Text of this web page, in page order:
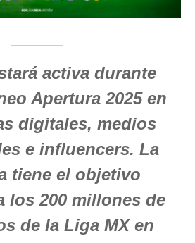
activa durante
Apertura 2025 en
digitales, medios
e influencers. La
tiene el objetivo
los 200 millones de
de la Liga MX en